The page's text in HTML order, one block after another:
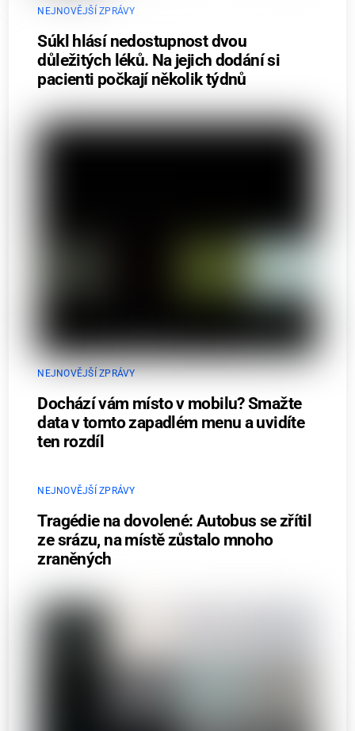
NEJNOVĚJŠÍ ZPRÁVY
Súkl hlásí nedostupnost dvou
důležitých léků. Na jejich dodání si
pacienti počkají několik týdnů
NEJNOVĚJŠÍ ZPRÁVY
Dochází vám místo v mobilu? Smažte
data v tomto zapadlém menu a uvidíte
ten rozdíl
NEJNOVĚJŠÍ ZPRÁVY
Tragédie na dovolené: Autobus se zřítil
ze srázu, na místě zůstalo mnoho
zraněných